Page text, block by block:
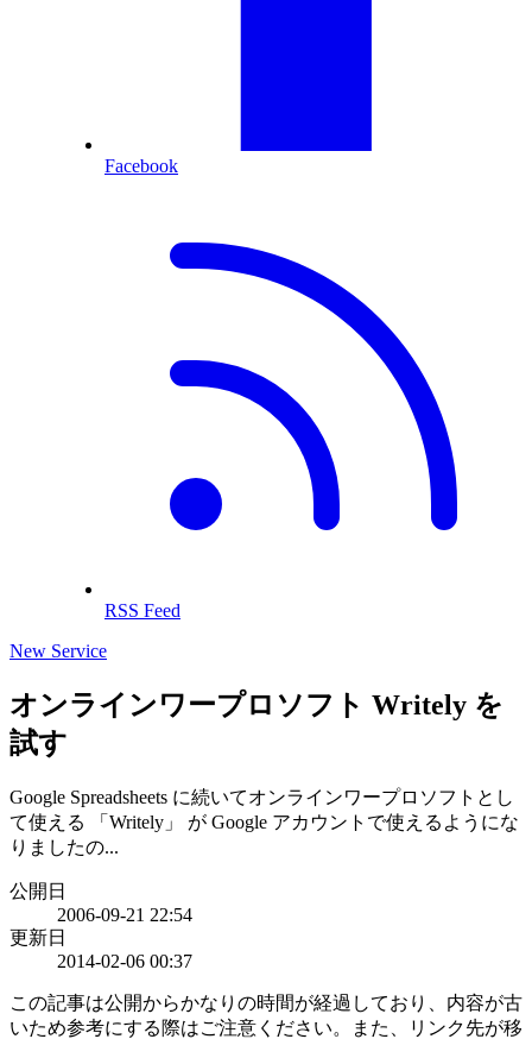
Facebook
RSS Feed
New Service
オンラインワープロソフト Writely を
試す
Google Spreadsheets に続いてオンラインワープロソフトとし
て使える 「Writely」 が Google アカウントで使えるようにな
りましたの...
公開日
2006-09-21 22:54
更新日
2014-02-06 00:37
この記事は公開からかなりの時間が経過しており、内容が古
いため参考にする際はご注意ください。また、リンク先が移